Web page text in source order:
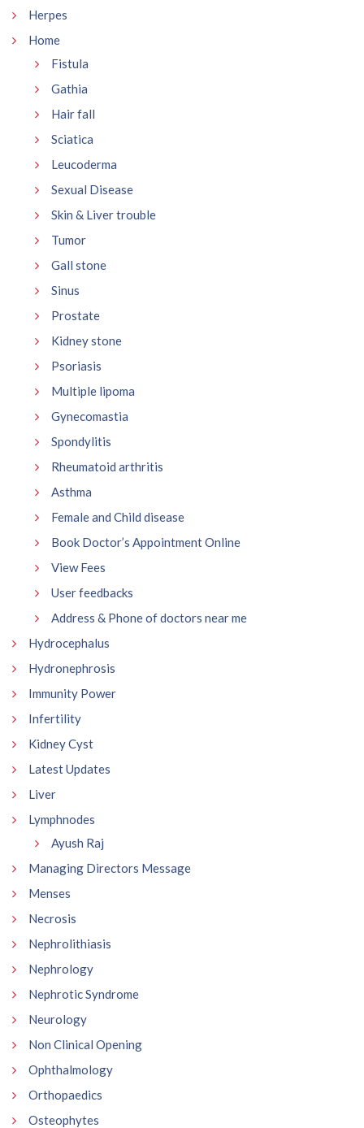
Herpes
Home
Fistula
Gathia
Hair fall
Sciatica
Leucoderma
Sexual Disease
Skin & Liver trouble
Tumor
Gall stone
Sinus
Prostate
Kidney stone
Psoriasis
Multiple lipoma
Gynecomastia
Spondylitis
Rheumatoid arthritis
Asthma
Female and Child disease
Book Doctor’s Appointment Online
View Fees
User feedbacks
Address & Phone of doctors near me
Hydrocephalus
Hydronephrosis
Immunity Power
Infertility
Kidney Cyst
Latest Updates
Liver
Lymphnodes
Ayush Raj
Managing Directors Message
Menses
Necrosis
Nephrolithiasis
Nephrology
Nephrotic Syndrome
Neurology
Non Clinical Opening
Ophthalmology
Orthopaedics
Osteophytes